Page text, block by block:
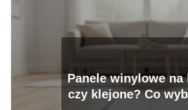
Panele winylowe na
czy klejone? Co